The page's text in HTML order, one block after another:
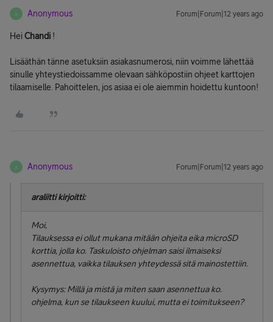
A Anonymous Forum|Forum|12 years ago
HeiChandi !
Lisääthän tänne asetuksiin asiakasnumerosi, niin voimme lähettää
sinulle yhteystiedoissamme olevaan sähköpostiin ohjeet karttojen
tilaamiselle. Pahoittelen, jos asiaa ei ole aiemmin hoidettu kuntoon!
A Anonymous Forum|Forum|12 years ago
araliitti kirjoitti:
Moi,
Tilauksessa ei ollut mukana mitään ohjeita eika microSD
korttia, jolla ko. Taskuloisto ohjelman saisi ilmaiseksi
asennettua, vaikka tilauksen yhteydessä sitä mainostettiin.
Kysymys: Millä ja mistä ja miten saan asennettua ko.
ohjelma, kun se tilaukseen kuului, mutta ei toimitukseen?